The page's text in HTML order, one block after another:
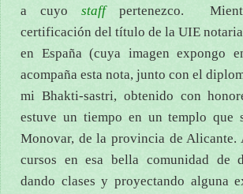
a cuyo staffpertenezco.
certificación del título de la UIE
en España (cuya imagen expongo
acompaña esta nota, junto con el
mi Bhakti-sastri, obtenido con
estuve un tiempo en un templo que
Monovar, de la provincia de
cursos en esa bella comunidad de
dando clases y proyectando alguna